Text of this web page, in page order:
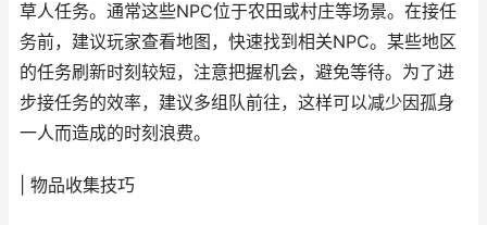
草人任务。通常这些NPC位于农田或村庄等场景。在接任
务前，建议玩家查看地图，快速找到相关NPC。某些地区
的任务刷新时刻较短，注意把握机会，避免等待。为了进
步接任务的效率，建议多组队前往，这样可以减少因孤身
一人而造成的时刻浪费。
| 物品收集技巧